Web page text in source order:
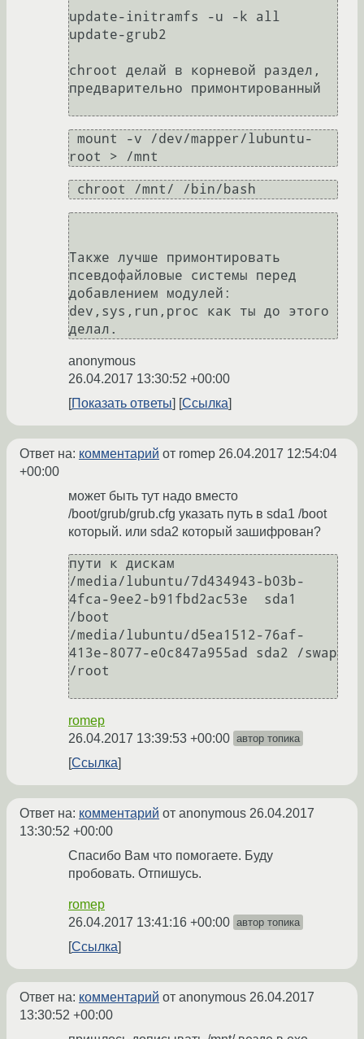
update-initramfs -u -k all
update-grub2
chroot делай в корневой раздел,
предварительно примонтированный
root > /mnt
chroot /mnt/ /bin/bash
Также лучше примонтировать
псевдофайловые системы перед
добавлением модулей:
dev,sys,run,proc как ты до этого
делал.
anonymous
26.04.2017 13:30:52 +00:00
Показать ответы
Ссылка
Ответ на: комментарий от romep 26.04.2017 12:54:04
+00:00
может быть тут надо вместо
/boot/grub/grub.cfg указать путь в sda1 /boot
который. или sda2 который зашифрован?
пути к дискам
/media/lubuntu/7d434943-b03b-
4fca-9ee2-b91fbd2ac53e  sda1
/boot
/media/lubuntu/d5ea1512-76af-
413e-8077-e0c847a955ad sda2 /swap
/root
romep
26.04.2017 13:39:53 +00:00 автор топика
Ссылка
Ответ на: комментарий от anonymous 26.04.2017
13:30:52 +00:00
Спасибо Вам что помогаете. Буду
пробовать. Отпишусь.
romep
26.04.2017 13:41:16 +00:00 автор топика
Ссылка
Ответ на: комментарий от anonymous 26.04.2017
13:30:52 +00:00